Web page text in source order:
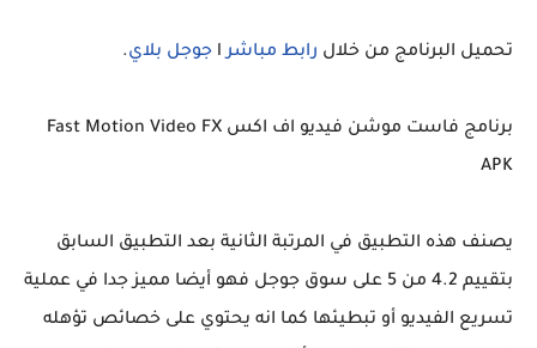
تحميل البرنامج من خلال رابط مباشرl جوجل بلاي.
برنامج فاست موشن فيديو اف اكس Fast Motion Video FX
APK
يصنف هذه التطبيق في المرتبة الثانية بعد التطبيق السابق
بتقييم 4.2 من 5 على سوق جوجل فهو أيضا مميز جدا في عملية
تسريع الفيديو أو تبطيئها كما انه يحتوي على خصائص تؤهله